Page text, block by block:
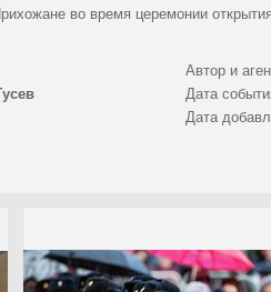
во время церемонии
Автор и
Дата
Дата